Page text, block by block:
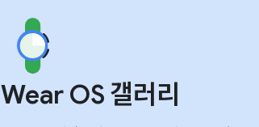
Wear OS 갤러리